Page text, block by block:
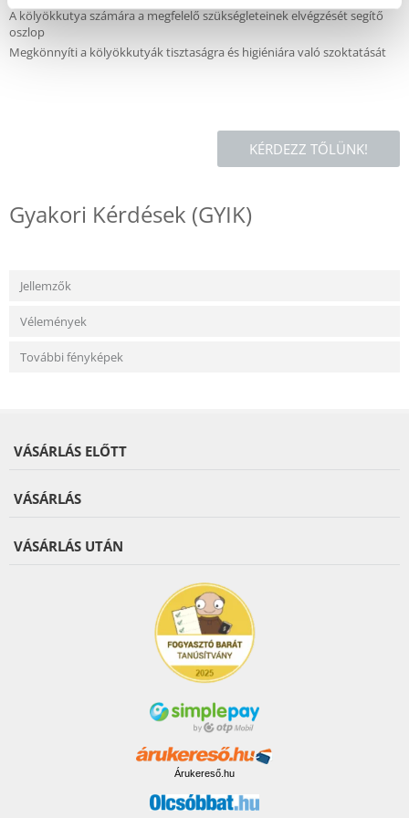
A kölyökkutya számára a megfelelő szükségleteinek elvégzését segítő
oszlop
Megkönnyíti a kölyökkutyák tisztaságra és higiéniára való szoktatását
KÉRDEZZ TŐLÜNK!
Gyakori Kérdések (GYIK)
Jellemzők
Vélemények
További fényképek
VÁSÁRLÁS ELŐTT
VÁSÁRLÁS
VÁSÁRLÁS UTÁN
Árukereső.hu